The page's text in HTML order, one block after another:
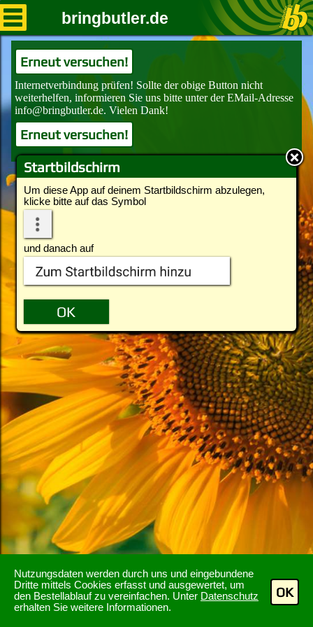
Nutzungsdaten werden durch uns und eingebundene
Dritte mittels Cookies erfasst und ausgewertet, um
den Bestellablauf zu vereinfachen. Unter Datenschutz
erhalten Sie weitere Informationen.
OK
Startbildschirm
Um diese App auf deinem Startbildschirm abzulegen,
klicke bitte auf das Symbol
und danach auf
bringbutler.de
Erneut versuchen!
Erneut versuchen!